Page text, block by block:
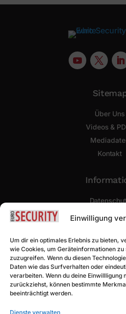
Einwilligung
Um dir ein optimales Erlebnis zu bieten,
wie Cookies, um Geräteinformationen
zuzugreifen. Wenn du diesen
Daten wie das Surfverhalten oder
verarbeiten. Wenn du deine Einwillligung
zurückziehst, können bestimmte
beeinträchtigt werden.
Dienste verwalten
Über Uns
Videos &
Kontakt
Impressum
Newsletter